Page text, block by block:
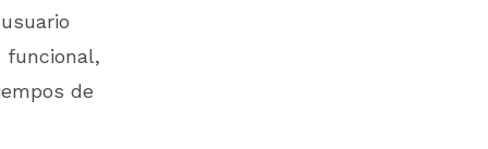
funcional,
de